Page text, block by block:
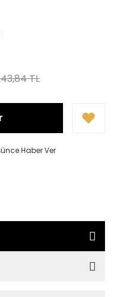
TL
Haber Ver